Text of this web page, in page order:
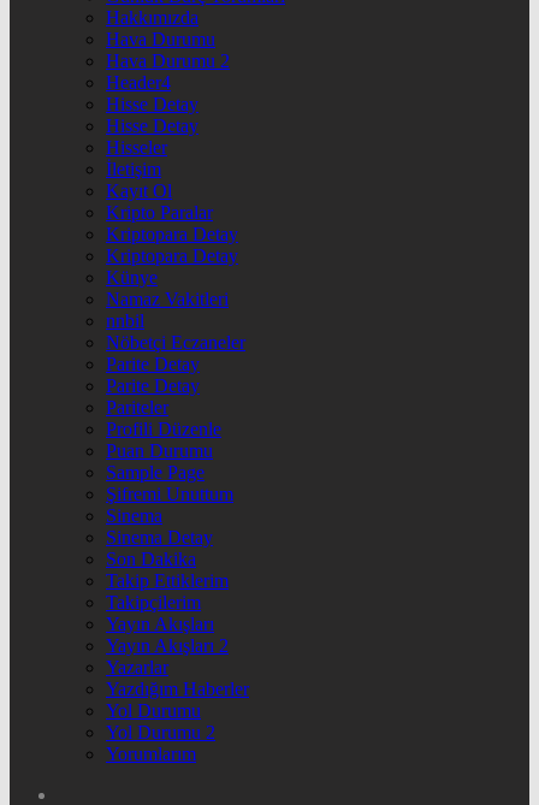
Hakkımızda
Hava Durumu
Hava Durumu 2
Header4
Hisse Detay
Hisse Detay
Hisseler
İletişim
Kayıt Ol
Kripto Paralar
Kriptopara Detay
Kriptopara Detay
Künye
Namaz Vakitleri
nnbil
Nöbetçi Eczaneler
Parite Detay
Parite Detay
Pariteler
Profili Düzenle
Puan Durumu
Sample Page
Şifremi Unuttum
Sinema
Sinema Detay
Son Dakika
Takip Ettiklerim
Takipçilerim
Yayın Akışları
Yayın Akışları 2
Yazarlar
Yazdığım Haberler
Yol Durumu
Yol Durumu 2
Yorumlarım